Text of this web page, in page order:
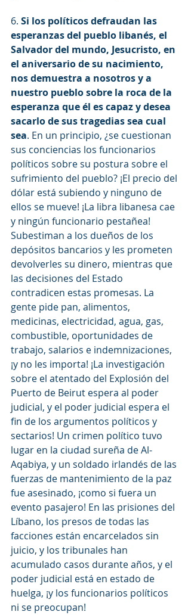
6. Si los políticos defraudan las
esperanzas del pueblo libanés, el
Salvador del mundo, Jesucristo, en
el aniversario de su nacimiento,
nos demuestra a nosotros y a
nuestro pueblo sobre la roca de la
esperanza que él es capaz y desea
sacarlo de sus tragedias sea cual
sea. En un principio, ¿se cuestionan
sus conciencias los funcionarios
políticos sobre su postura sobre el
sufrimiento del pueblo? ¡El precio del
dólar está subiendo y ninguno de
ellos se mueve! ¡La libra libanesa cae
y ningún funcionario pestañea!
Subestiman a los dueños de los
depósitos bancarios y les prometen
devolverles su dinero, mientras que
las decisiones del Estado
contradicen estas promesas. La
gente pide pan, alimentos,
medicinas, electricidad, agua, gas,
combustible, oportunidades de
trabajo, salarios e indemnizaciones,
¡y no les importa! ¡La investigación
sobre el atentado del Explosión del
Puerto de Beirut espera al poder
judicial, y el poder judicial espera el
fin de los argumentos políticos y
sectarios! Un crimen político tuvo
lugar en la ciudad sureña de Al-
Aqabiya, y un soldado irlandés de las
fuerzas de mantenimiento de la paz
fue asesinado, ¡como si fuera un
evento pasajero! En las prisiones del
Líbano, los presos de todas las
facciones están encarcelados sin
juicio, y los tribunales han
acumulado casos durante años, y el
poder judicial está en estado de
huelga, ¡y los funcionarios políticos
ni se preocupan!